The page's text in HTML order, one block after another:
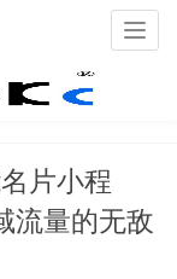
片小程
流量的无敌